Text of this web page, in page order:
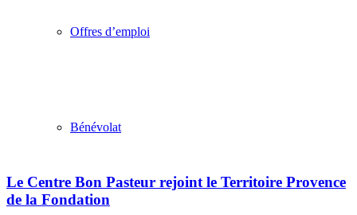
Offres d’emploi
Bénévolat
Le Centre Bon Pasteur rejoint le Territoire Provence
de la Fondation